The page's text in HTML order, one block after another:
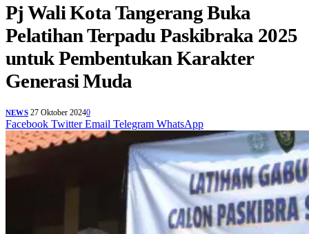
Pj Wali Kota Tangerang Buka
Pelatihan Terpadu Paskibraka 2025
untuk Pembentukan Karakter
Generasi Muda
NEWS 27 Oktober 20240
Facebook Twitter Email Telegram WhatsApp